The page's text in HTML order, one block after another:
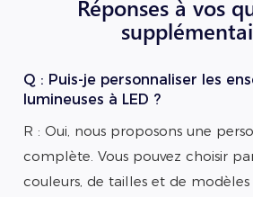
Réponses à vos
Q : Puis-je personnaliser les
lumineuses à LED ?
R : Oui, nous proposons une
complète. Vous pouvez choisir
couleurs, de tailles et de